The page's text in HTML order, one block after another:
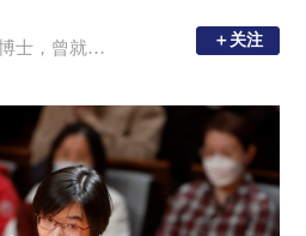
通信与信息系统博士，曾就职于朗讯贝尔实验室，现居北京，Kassy的爸爸。个人主页：https://yishuai.github.io ＋关注
＋关注